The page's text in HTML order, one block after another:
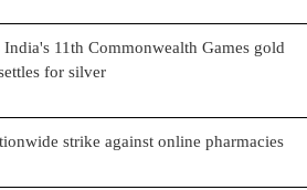
11th Commonwealth Games gold
for silver
strike against online pharmacies